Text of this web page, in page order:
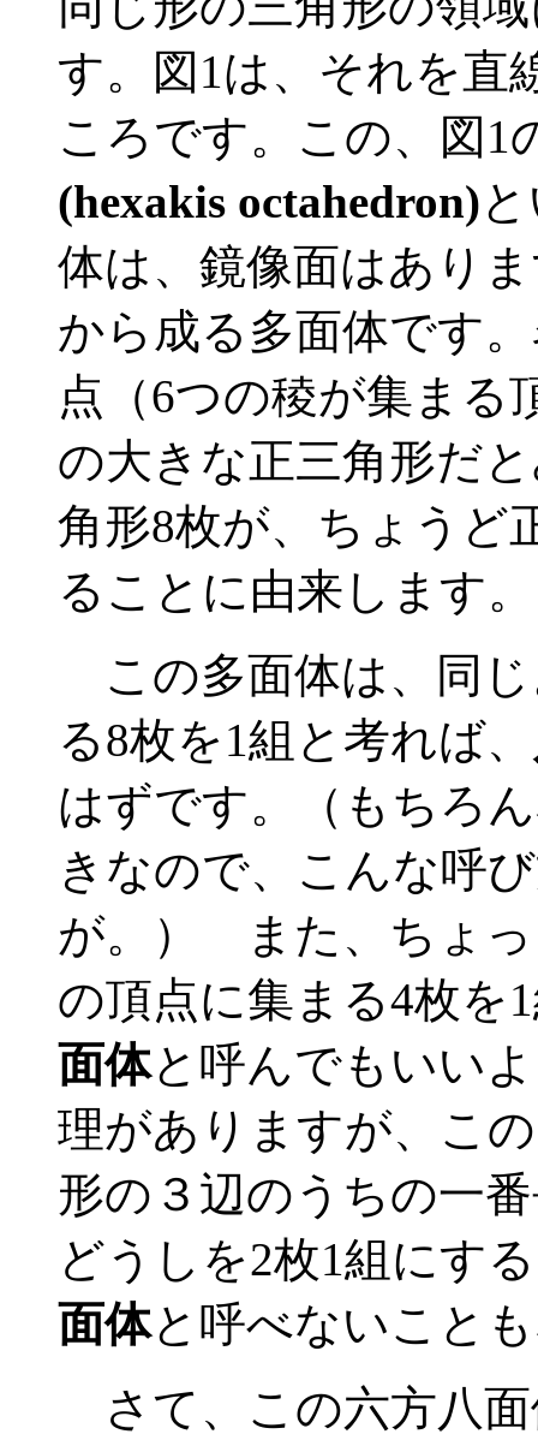
す。図1は、それを直
ころです。この、図1
(hexakis octahedron)
体は、鏡像面はあり
から成る多面体です
点（6つの稜が集まる
の大きな正三角形だ
角形8枚が、ちょうど
ることに由来します。
この多面体は、同
る8枚を1組と考れば、
はずです。（もちろ
きなので、こんな呼
が。） また、ちょっ
の頂点に集まる4枚を
面体と呼んでもいい
理がありますが、こ
形の３辺のうちの一
どうしを2枚1組にす
面体と呼べないこと
さて、この六方八面